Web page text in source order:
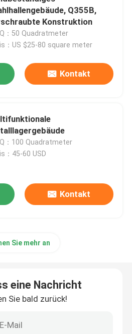
Q355B,
Konstruktion
：50 Quadratmeter
：US $25-80 square meter
Kontakt
：100 Quadratmeter
：45-60 USD
Kontakt
Sie mehr an
eine Nachricht
Sie bald zurück!